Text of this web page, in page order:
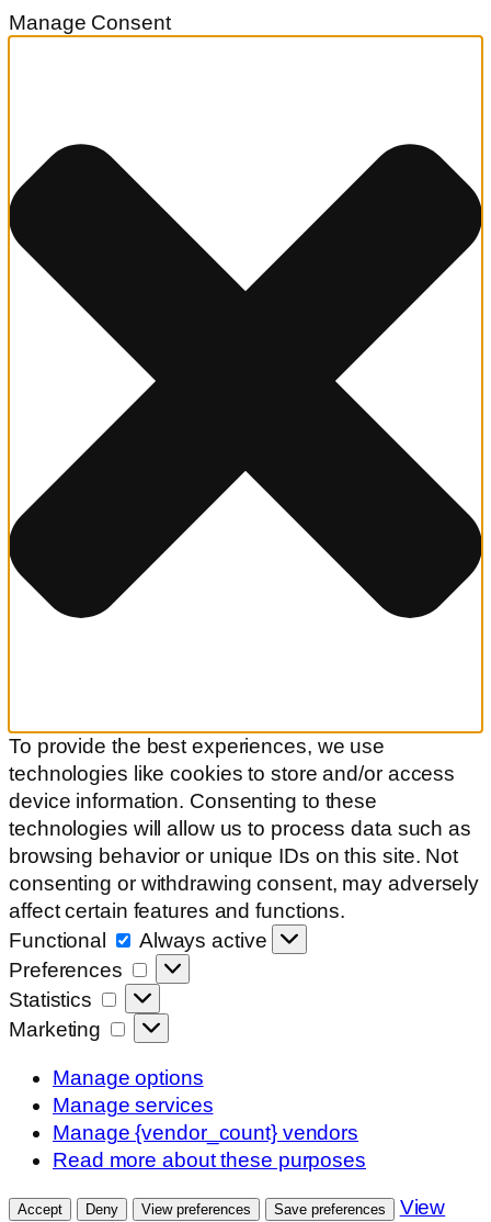
Manage Consent
To provide the best experiences, we use
technologies like cookies to store and/or access
device information. Consenting to these
technologies will allow us to process data such as
browsing behavior or unique IDs on this site. Not
consenting or withdrawing consent, may adversely
affect certain features and functions.
Functional
Functional
Always active
Preferences
Preferences
Statistics
Statistics
Marketing
Marketing
Manage options
Manage services
Manage {vendor_count} vendors
Read more about these purposes
Accept Deny View preferences Save preferences
View